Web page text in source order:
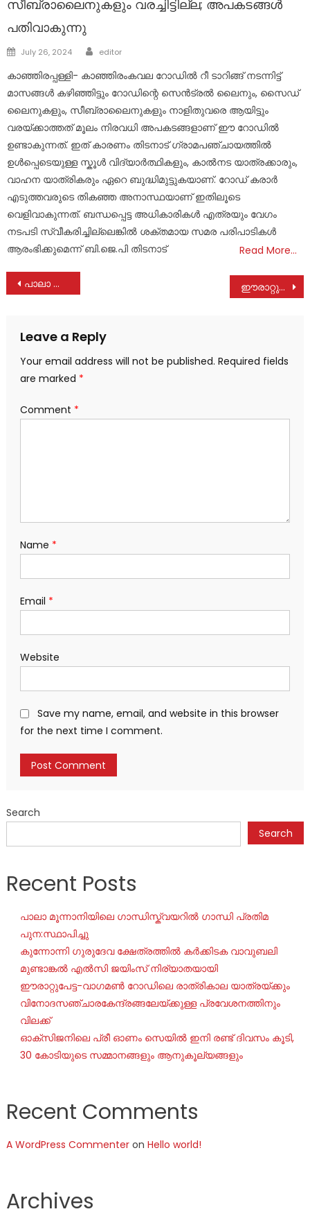
സീബ്രാലൈനുകളും വരച്ചിട്ടില്ല; അപകടങ്ങൾ
പതിവാകുന്നു
Posted
July 26, 2024 Author
editor
കാഞ്ഞിരപ്പള്ളി- കാഞ്ഞിരംകവല റോഡിൽ റീ ടാറിങ്ങ് നടന്നിട്ട്
മാസങ്ങൾ കഴിഞ്ഞിട്ടും റോഡിന്റെ സെൻട്രൽ ലൈനും, സൈഡ്
ലൈനുകളും, സീബ്രാലൈനുകളും നാളിതുവരെ ആയിട്ടും
വരയ്ക്കാത്തത് മൂലം നിരവധി അപകടങ്ങളാണ് ഈ റോഡിൽ
ഉണ്ടാകുന്നത്. ഇത് കാരണം തിടനാട് ഗ്രാമപഞ്ചായത്തിൽ
ഉൾപ്പെടെയുള്ള സ്കൂൾ വിദ്യാർത്ഥികളും, കാൽനട യാത്രക്കാരും,
വാഹന യാത്രികരും ഏറെ ബുദ്ധിമുട്ടുകയാണ്. റോഡ് കരാർ
എടുത്തവരുടെ തികഞ്ഞ അനാസ്ഥയാണ് ഇതിലൂടെ
വെളിവാകുന്നത്. ബന്ധപ്പെട്ട അധികാരികൾ എത്രയും വേഗം
നടപടി സ്വീകരിച്ചില്ലെങ്കിൽ ശക്തമായ സമര പരിപാടികൾ
ആരംഭിക്കുമെന്ന് ബി.ജെ.പി തിടനാട്
Read More…
Post
പാലാ രൂപത യുവജനപ്രസ്ഥാനത്തിലെ മീഡിയ പ്രവർത്തകരുടെ സംഗമം നടത്തപ്പെട്ടു ഈരാറ്റുപേട്ട ബ്ലോക്ക് പഞ്ചായത്തും മേലുകാവ് ഗ്രാമപഞ്ചായത്തും SBI ഈരാറ്റുപേട്ടയും സംയുക്തമായി ഇലവീഴാപൂഞ്ചിറയിൽ ശുചീകരണ പ്രവർത്തനങ്ങൾ നടത്തി
Leave a Reply
Your email address will not be published. Required fields
are marked *
Comment *
Name *
Email *
Website
Save my name, email, and website in this browser
for the next time I comment.
Search
Search
Recent Posts
പാലാ മൂന്നാനിയിലെ ഗാന്ധിസ്ക്വയറിൽ ഗാന്ധി പ്രതിമ
പുന:സ്ഥാപിച്ചു
കുന്നോന്നി ഗുരുദേവ ക്ഷേത്രത്തിൽ കർക്കിടക വാവുബലി
മുണ്ടാങ്കൽ എൽസി ജയിംസ് നിര്യാതയായി
ഈരാറ്റുപേട്ട-വാഗമൺ റോഡിലെ രാത്രികാല യാത്രയ്ക്കും
വിനോദസഞ്ചാരകേന്ദ്രങ്ങലേയ്ക്കുള്ള പ്രവേശനത്തിനും
വിലക്ക്
ഓക്‌സിജനിലെ പ്രീ ഓണം സെയില്‍ ഇനി രണ്ട് ദിവസം കൂടി,
30 കോടിയുടെ സമ്മാനങ്ങളും ആനുകൂല്യങ്ങളും
Recent Comments
A WordPress Commenteron Hello world!
Archives